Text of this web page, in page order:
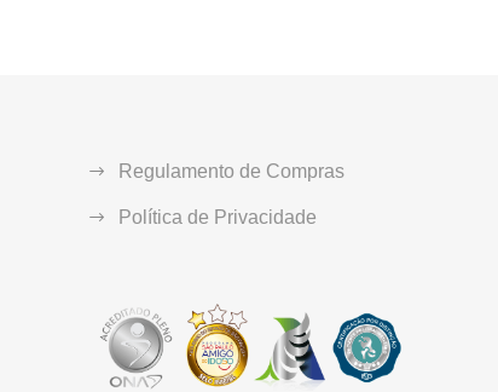
Regulamento de Compras
Política de Privacidade